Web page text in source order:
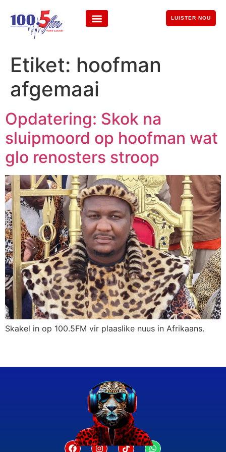
LUISTER NOU
Etiket: hoofman
afgemaai
Opdatering: Skok na
sluipmoord op hoofman wat
glo renosters stroop
Skakel in op 100.5FM vir plaaslike nuus in Afrikaans.